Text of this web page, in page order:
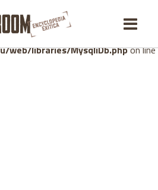
Number of variables
in prepared statement in
web/libraries/MysqliDb.phpon line